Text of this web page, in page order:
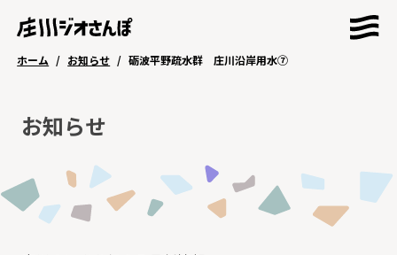
ホーム / お知らせ / 砺波平野疏水群 庄川沿岸用水⑦
ホーム お知らせ
お知らせ